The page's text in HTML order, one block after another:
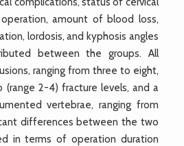
amount of blood loss,
lordosis, and kyphosis angles
between the groups. All
ranging from three to eight,
2-4) fracture levels, and a
vertebrae, ranging from
differences between the two
in terms of operation duration